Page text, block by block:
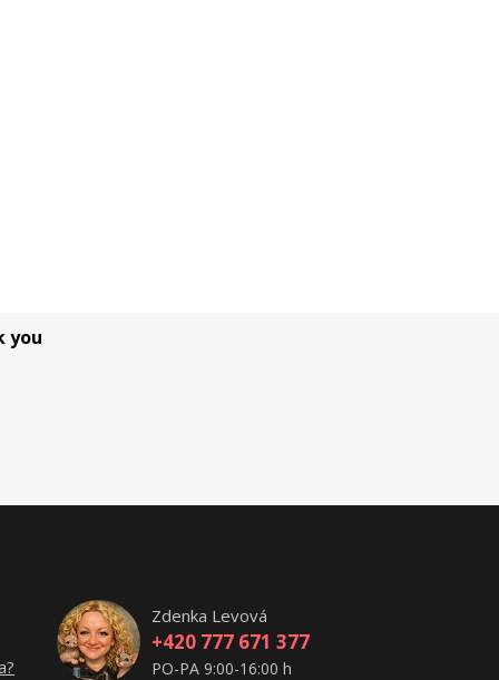
you
Zdenka Levová
+420 777 671 377
PO-PA 9:00-16:00 h